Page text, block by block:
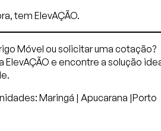
tem ElevAÇÃO.
Móvel ou solicitar uma cotação?
ElevAÇÃO e encontre a solução
Maringá | Apucarana |Porto